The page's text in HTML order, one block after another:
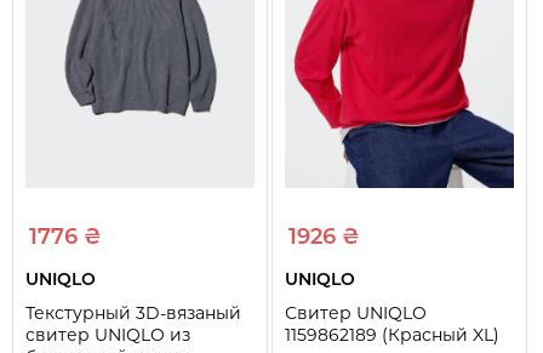
Длина рукава
Длинный
1776 ₴
UNIQLO
Текстурный 3D-вязаный
свитер UNIQLO из
1926 ₴
UNIQLO
Свитер UNIQLO
1159862189 (Красный XL)